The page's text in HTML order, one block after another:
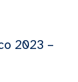
2023 –